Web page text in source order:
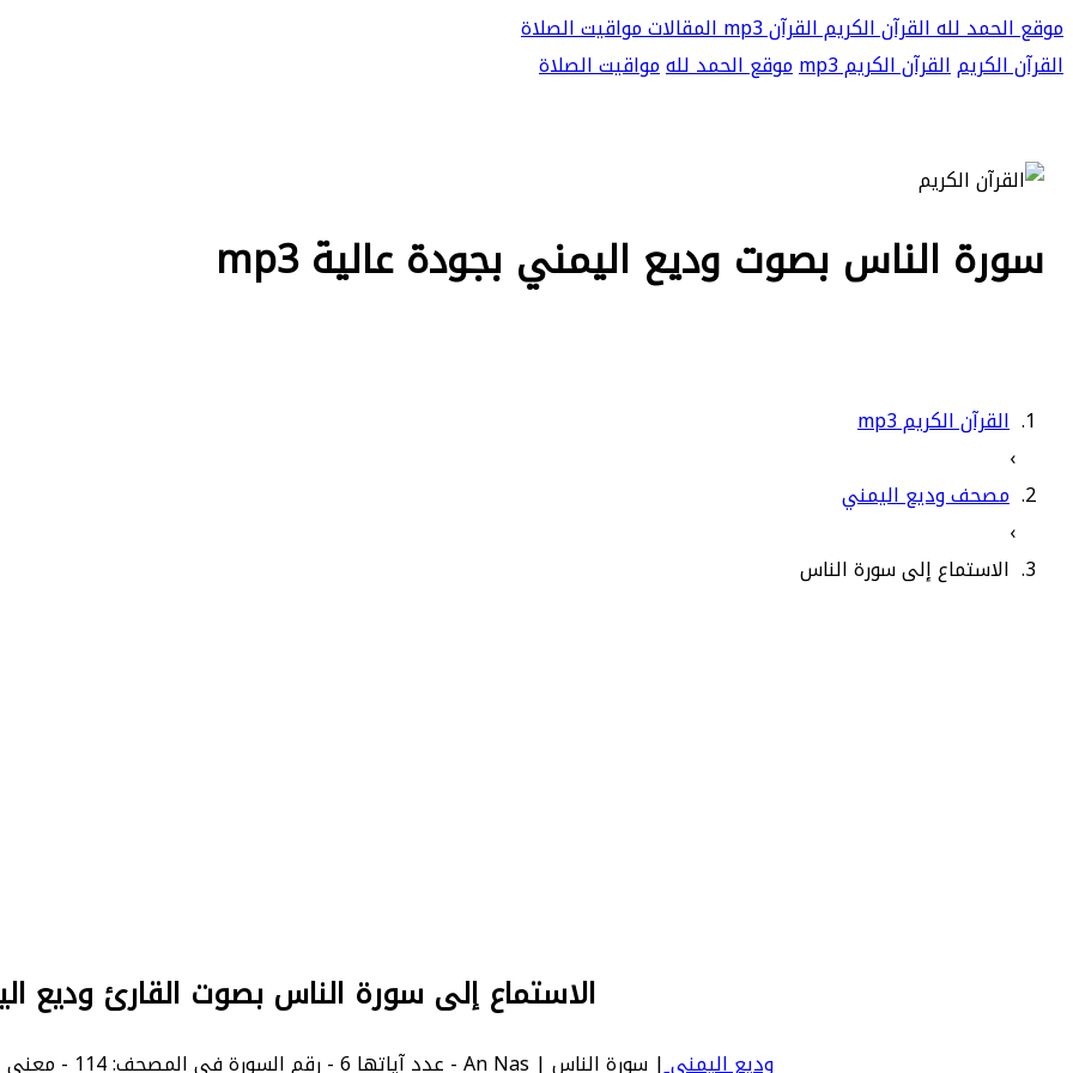
موقع الحمد للهالقرآن الكريمالقرآن mp3 المقالاتمواقيت الصلاة
القرآن الكريمالقرآن الكريم mp3 موقع الحمد للهمواقيت الصلاة
سورة الناس بصوت وديع اليمني بجودة عالية mp3
القرآن الكريم mp3
›
مصحف وديع اليمني
›
الاستماع إلى سورة الناس
الاستماع إلى سورة الناس بصوت القارئ وديع
وديع اليمني| سورة الناس | An Nas - عدد آياتها 6 - رقم السورة في المصحف: 114 - معنى السورة بالإنجليزية: Mankind.